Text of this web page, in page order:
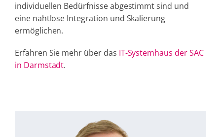
individuellen Bedürfnisse abgestimmt sind und
eine nahtlose Integration und Skalierung
ermöglichen.
Erfahren Sie mehr über das IT-Systemhaus der SAC
in Darmstadt.